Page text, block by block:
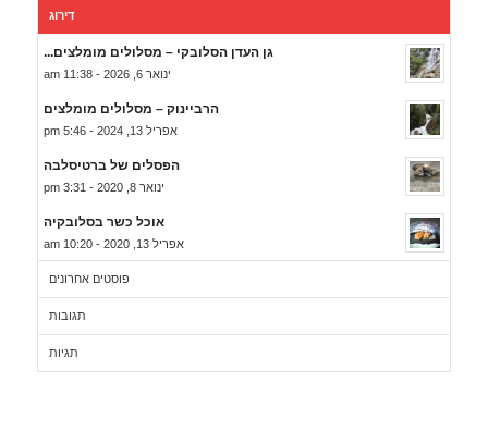
דירוג
גן העדן הסלובקי – מסלולים מומלצים...
ינואר 6, 2026 - 11:38 am
הרביינוק – מסלולים מומלצים
אפריל 13, 2024 - 5:46 pm
הפסלים של ברטיסלבה
ינואר 8, 2020 - 3:31 pm
אוכל כשר בסלובקיה
אפריל 13, 2020 - 10:20 am
פוסטים אחרונים
תגובות
תגיות